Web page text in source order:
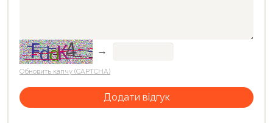
→
Обновить капчу (CAPTCHA)